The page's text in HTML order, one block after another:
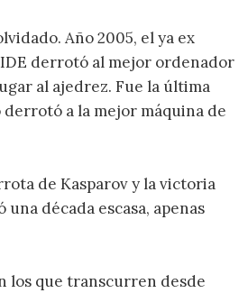
Año 2005, el ya ex
derrotó al mejor ordenador
al ajedrez. Fue la última
a la mejor máquina de
de Kasparov y la victoria
década escasa, apenas
los que transcurren desde